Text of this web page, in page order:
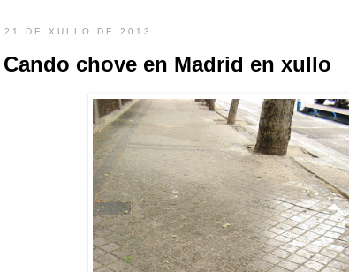
21 DE XULLO DE 2013
Cando chove en Madrid en xullo